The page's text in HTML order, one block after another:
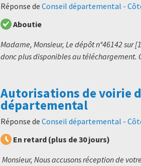
Réponse de Conseil départemental -
Aboutie
Madame, Monsieur, Le dépôt n°46142 sur
donc plus disponibles au téléchargement.
Autorisations de voirie
départemental
Réponse de Conseil départemental -
En retard (plus de 30 jours)
Monsieur, Nous accusons réception de